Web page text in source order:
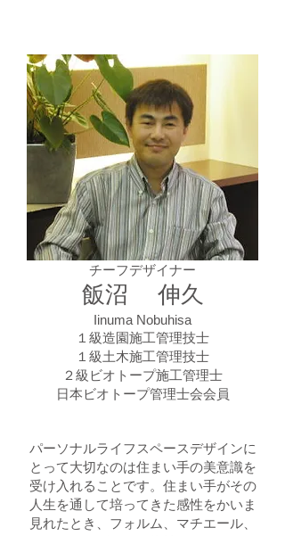
チーフデザイナー
飯沼 伸久
Iinuma Nobuhisa
１級造園施工管理技士
１級土木施工管理技士
２級ビオトープ施工管理士
日本ビオトープ管理士会会員
パーソナルライフスペースデザインに
とって大切なのは住まい手の美意識を
受け入れることです。住まい手がその
人生を通して培ってきた感性をかいま
見れたとき、フォルム、マチエール、